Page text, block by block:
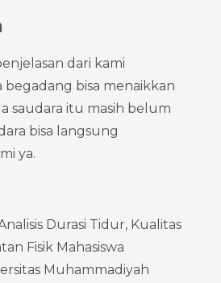
dari kami
begadang bisa menaikkan
saudara itu masih belum
bisa langsung
ya.
Durasi Tidur, Kualitas
Fisik Mahasiswa
Muhammadiyah